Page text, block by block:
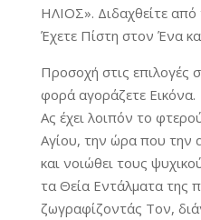
ΗΛΙΟΣ». Διδαχθείτε από
Έχετε Πίστη στον Ένα
Προσοχή στις επιλογές
φορά αγοράζετε Εικόνα.
Ας έχει λοιπόν το
Αγίου, την ώρα που την
και νοιώθει τους
τα Θεία Εντάλματα της
ζωγραφίζοντάς Τον,